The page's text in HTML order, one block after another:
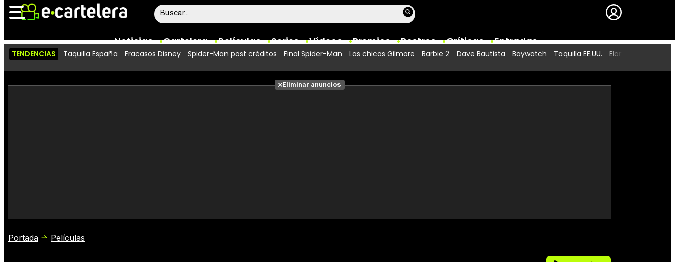
Noticias Cartelera Películas Series Vídeos Premios Rostros Críticas Entradas
Vídeos
Taquilla Fotos
Premios
TENDENCIAS Taquilla España Fracasos Disney Spider-Man post créditos Final Spider-Man Las chicas Gilmore Barbie 2 Dave Bautista Baywatch Taquilla EE.UU. Elon Musk
Eliminar anuncios
Portada Películas